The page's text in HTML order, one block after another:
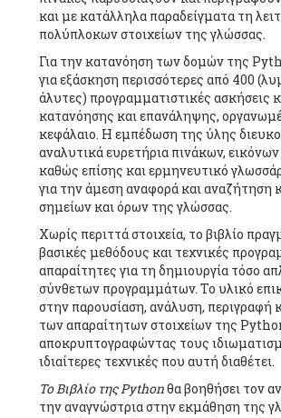
και με κατάλληλα παραδείγματα τη
πολύπλοκων στοιχείων της γλώσσας.
Για την κατανόηση των δομών της
για εξάσκηση περισσότερες από 400
άλυτες) προγραμματιστικές ασκήσεις
κατανόησης και επανάληψης,
κεφάλαιο. Η εμπέδωση της ύλης
αναλυτικά ευρετήρια πινάκων,
καθώς επίσης και ερμηνευτικό
για την άμεση αναφορά και αναζήτηση
σημείων και όρων της γλώσσας.
Χωρίς περιττά στοιχεία, το βιβλίο
βασικές μεθόδους και τεχνικές
απαραίτητες για τη δημιουργία τόσο
σύνθετων προγραμμάτων. Το υλικό
στην παρουσίαση, ανάλυση, περιγραφή
των απαραίτητων στοιχείων της
αποκρυπτογραφώντας τους
ιδιαίτερες τεχνικές που αυτή διαθέτει.
Το Βιβλίο της Pythonθα βοηθήσει τον
την αναγνώστρια στην εκμάθηση της